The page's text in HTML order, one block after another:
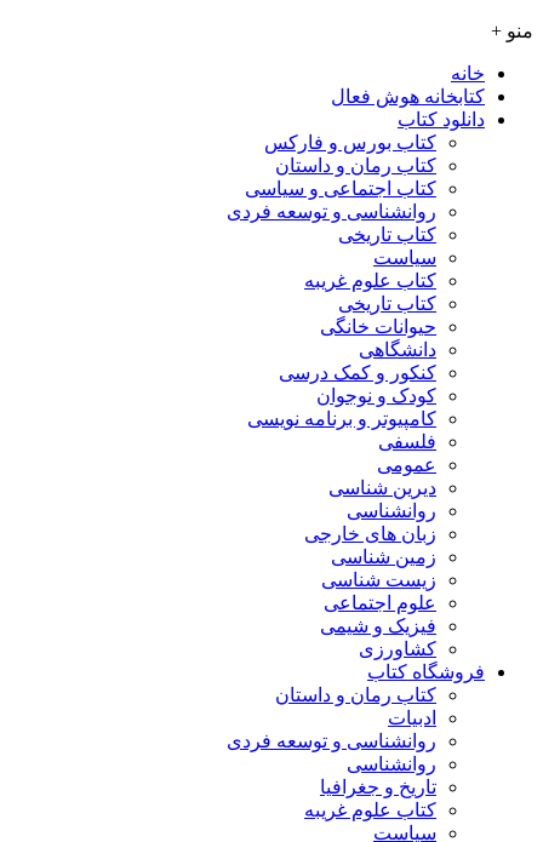
منو +
خانه
کتابخانه هوش فعال
دانلود کتاب
کتاب بورس و فارکس
کتاب رمان و داستان
کتاب اجتماعی و سیاسی
روانشناسی و توسعه فردی
کتاب تاریخی
سیاست
کتاب علوم غریبه
کتاب تاریخی
حیوانات خانگی
دانشگاهی
کنکور و کمک‌ درسی
کودک و نوجوان
کامپیوتر و برنامه نویسی
فلسفی
عمومی
دیرین شناسی
روانشناسی
زبان های خارجی
زمین شناسی
زیست شناسی
علوم اجتماعی
فیزیک و شیمی
کشاورزی
فروشگاه کتاب
کتاب رمان و داستان
ادبیات
روانشناسی و توسعه فردی
روانشناسی
تاریخ و جغرافیا
کتاب علوم غریبه
سیاست